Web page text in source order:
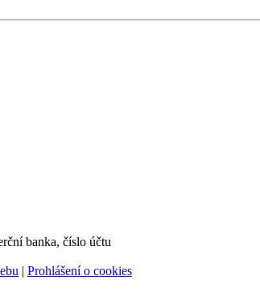
banka, číslo účtu
| Prohlášení o cookies